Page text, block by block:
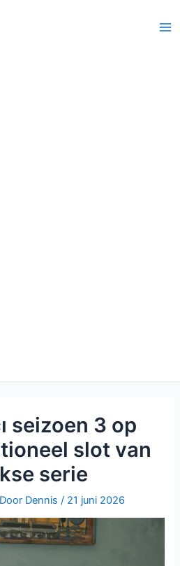
seizoen 3 op
slot van
serie
Dennis/ 21 juni 2026